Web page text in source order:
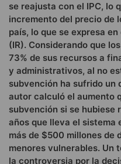
se reajusta con el IPC, lo
incremento del precio de
país, lo que se expresa
(IR). Considerando que
73% de sus recursos a
y administrativos, al no
subvención ha sufrido un
autor calculó el aumento
subvención si se hubiese
años que lleva el sistema
más de $500 millones de
menores vulnerables. Un
la controversia por la